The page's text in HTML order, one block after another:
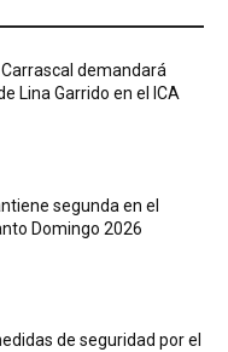
demandará
Lina Garrido en el ICA
segunda en el
Domingo 2026
de seguridad por el